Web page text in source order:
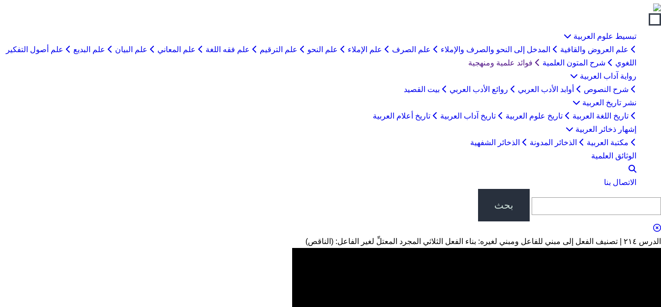
التخطي
المحتوىتبسيط علوم العربية
علم العروض والقافية
المدخل إلى النحو والصرف والإملاء علم الصرف علم الإملاء علم النحو علم الترقيم علم فقه اللغة علم المعاني علم البيان علم البديع
علم أصول التفكير
اللغوي
شرح المتون العلمية
فوائد علمية ومنهجية
رواية آداب العربية
شرح النصوص
أوابد الأدب العربي روائع الأدب العربي
بيت القصيد
نشر تاريخ العربية
تاريخ اللغة العربية
تاريخ علوم العربية تاريخ آداب العربية
تاريخ أعلام العربية
إشهار ذخائر العربية
مكتبة العربية
الذخائر المدونة
الذخائر الشفهية
الوثائق العلمية
الاتصال بنا
الدرس ٢١٤ | تصنيف الفعل إلى مبني للفاعل ومبني لغيره: بناء الفعل الثلاثي المجرد المعتلِّ لغير الفاعل: (الناقص)